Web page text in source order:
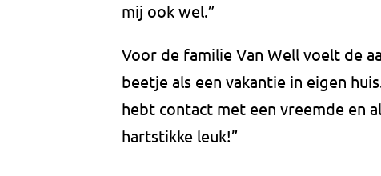
mij ook wel.”
Voor de familie Van Well voelt de
beetje als een vakantie in eigen
hebt contact met een vreemde en
hartstikke leuk!”